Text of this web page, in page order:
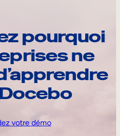
pourquoi
ne
votre démo